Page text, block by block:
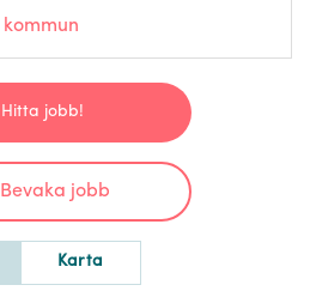
Hitta jobb!
Bevaka jobb
Karta